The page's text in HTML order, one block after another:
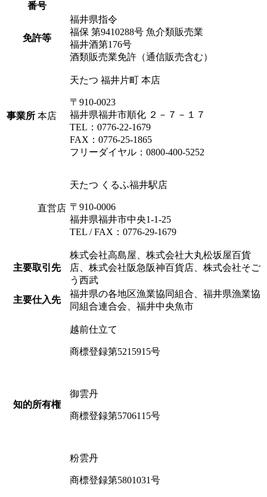
番号
免許等
福井県指令
福保 第9410288号 魚介類販売業
福井酒第176号
酒類販売業免許（通信販売含む）
事業所 本店
天たつ 福井片町 本店
〒910-0023
福井県福井市順化 ２－７－１７
TEL：0776-22-1679
FAX：0776-25-1865
フリーダイヤル：0800-400-5252
直営店
天たつ くるふ福井駅店
〒910-0006
福井県福井市中央1-1-25
TEL / FAX：0776-29-1679
主要取引先
株式会社高島屋、株式会社大丸松坂屋百貨
店、株式会社阪急阪神百貨店、株式会社そご
う西武
主要仕入先
福井県の各地区漁業協同組合、福井県漁業協
同組合連合会、福井中央魚市
知的所有権
越前仕立て
商標登録第5215915号
御雲丹
商標登録第5706115号
粉雲丹
商標登録第5801031号